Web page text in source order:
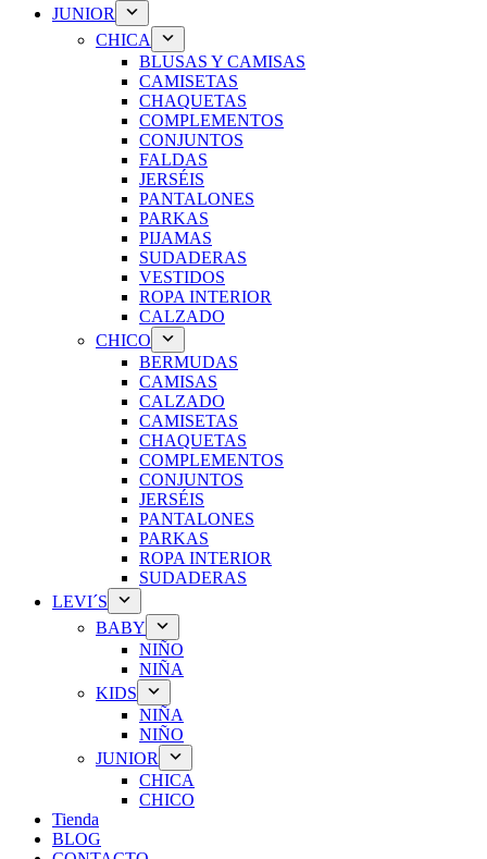
JUNIOR
CHICA
BLUSAS Y CAMISAS
CAMISETAS
CHAQUETAS
COMPLEMENTOS
CONJUNTOS
FALDAS
JERSÉIS
PANTALONES
PARKAS
PIJAMAS
SUDADERAS
VESTIDOS
ROPA INTERIOR
CALZADO
CHICO
BERMUDAS
CAMISAS
CALZADO
CAMISETAS
CHAQUETAS
COMPLEMENTOS
CONJUNTOS
JERSÉIS
PANTALONES
PARKAS
ROPA INTERIOR
SUDADERAS
LEVI´S
BABY
NIÑO
NIÑA
KIDS
NIÑA
NIÑO
JUNIOR
CHICA
CHICO
Tienda
BLOG